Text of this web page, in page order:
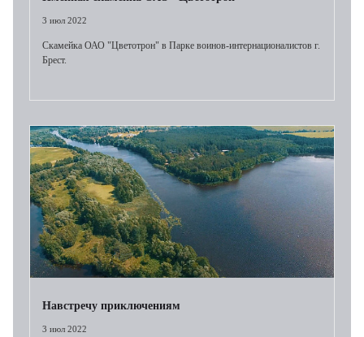
3 июл 2022
Скамейка ОАО "Цветотрон" в Парке воинов-интернационалистов г.
Брест.
Навстречу приключениям
3 июл 2022